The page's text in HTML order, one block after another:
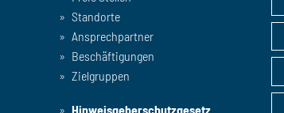
Standorte
Ansprechpartner
Beschäftigungen
Zielgruppen
Hinweisgeberschutzgesetz